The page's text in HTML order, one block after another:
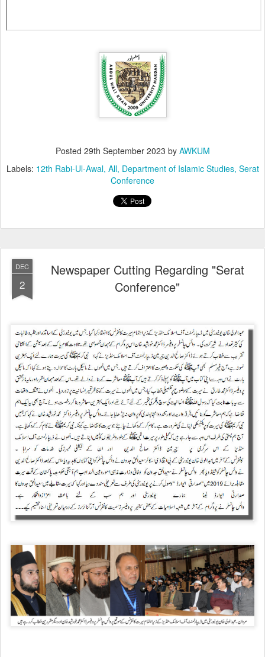
Posted 29th September 2023 by AWKUM
Labels: 12th Rabi-Ul-Awal All Department of Islamic Studies Serat
Conference
DEC
2
Newspaper Cutting Regarding "Serat
Conference"